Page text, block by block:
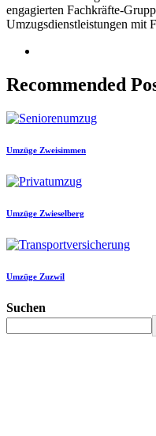
engagierten Fachkräfte-
Umzugsdienstleistungen mit
Recommended
Umzüge Zweisimmen
Umzüge Zwieselberg
Umzüge Zuzwil
Suchen